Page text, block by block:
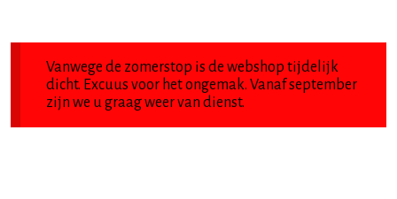
Vanwege de zomerstop is de webshop tijdelijk
dicht. Excuus voor het ongemak. Vanaf september
zijn we u graag weer van dienst.